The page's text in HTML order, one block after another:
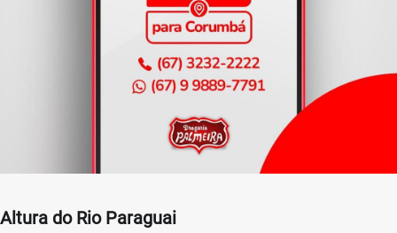
Altura do Rio Paraguai